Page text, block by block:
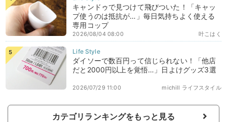
キャンドゥで見つけて飛びついた！「キャッ
プ使うのは抵抗が…」毎日気持ちよく使える
専用コップ
叶こはく
2026/08/04 08:00
ダイソーで数百円って信じられない！「他店
だと2000円以上を覚悟…」日よけグッズ3選
michill ライフスタイル
2026/07/29 11:00
カテゴリランキングをもっと見る